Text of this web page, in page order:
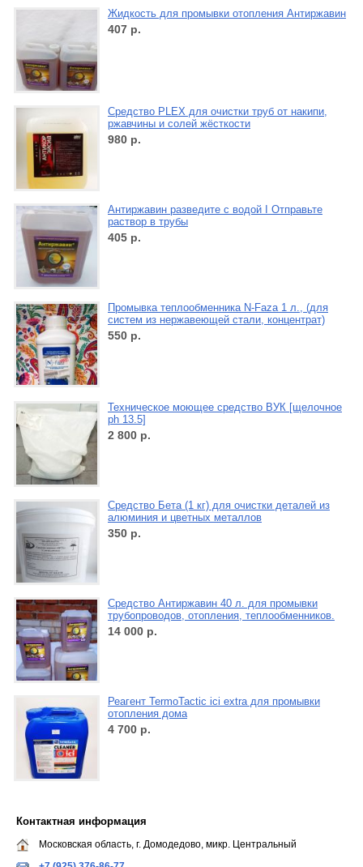
Жидкость для промывки отопления Антиржавин
407 р.
Средство PLEX для очистки труб от накипи,
ржавчины и солей жёсткости
980 р.
Антиржавин разведите с водой I Отправьте
раствор в трубы
405 р.
Промывка теплообменника N-Faza 1 л., (для
систем из нержавеющей стали, концентрат)
550 р.
Техническое моющее средство ВУК [щелочное
ph 13.5]
2 800 р.
Средство Бета (1 кг) для очистки деталей из
алюминия и цветных металлов
350 р.
Средство Антиржавин 40 л. для промывки
трубопроводов, отопления, теплообменников.
14 000 р.
Реагент TermoTactic ici extra для промывки
отопления дома
4 700 р.
Контактная информация
Московская область, г. Домодедово, микр. Центральный